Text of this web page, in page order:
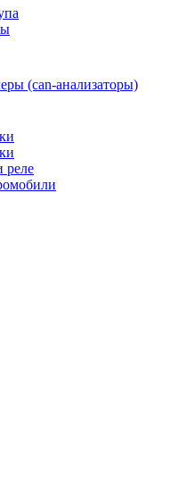
(can-анализаторы)
реле